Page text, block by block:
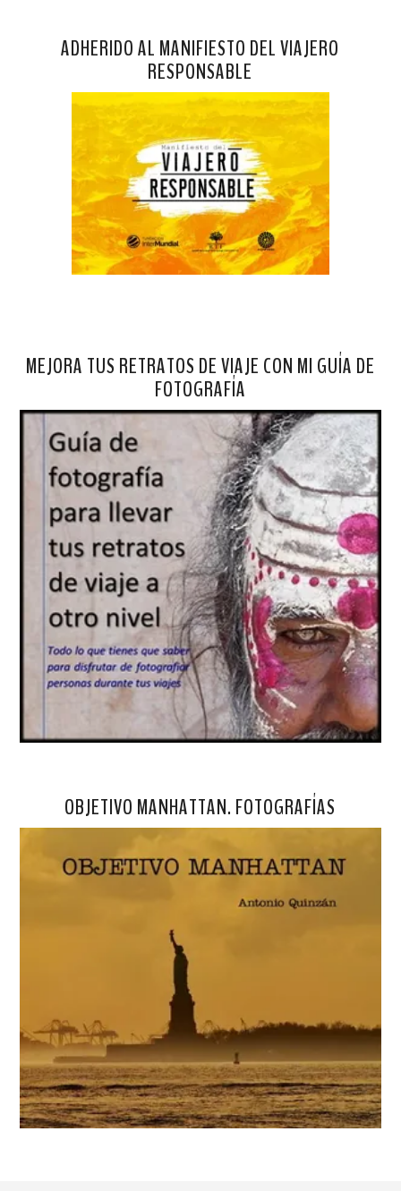
ADHERIDO AL MANIFIESTO DEL VIAJERO
RESPONSABLE
MEJORA TUS RETRATOS DE VIAJE CON MI GUÍA DE
FOTOGRAFÍA
OBJETIVO MANHATTAN. FOTOGRAFÍAS